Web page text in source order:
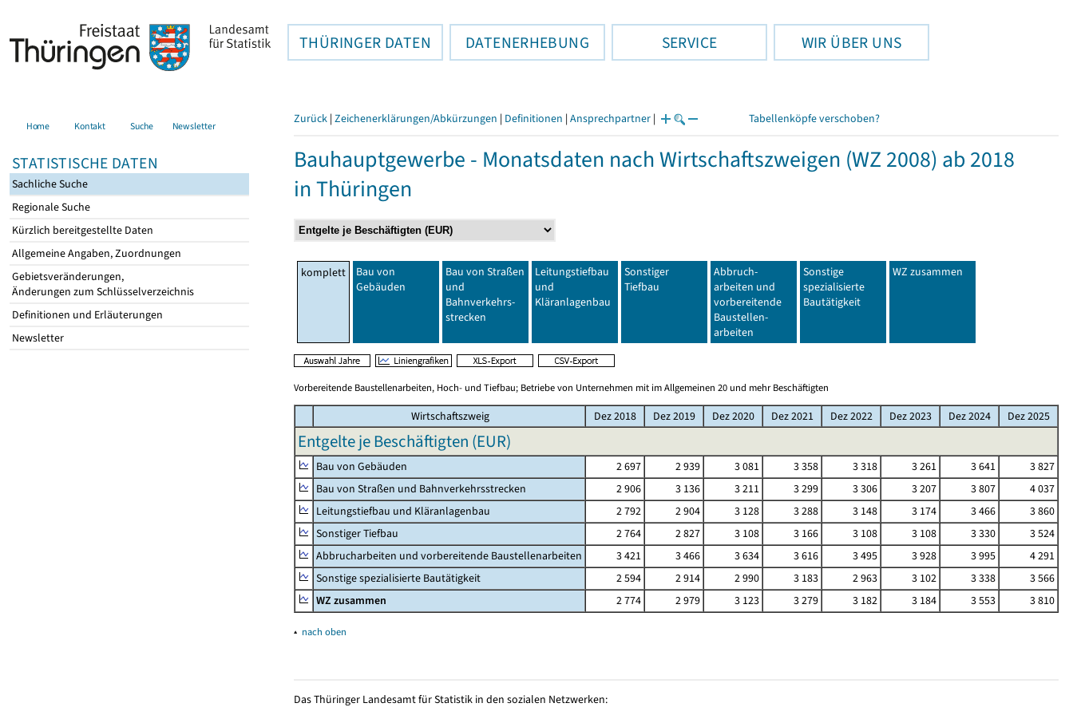
THÜRINGER DATEN DATENERHEBUNG SERVICE WIR ÜBER UNS
Home Kontakt Suche Newsletter
STATISTISCHE DATEN
Sachliche Suche
Regionale Suche
Kürzlich bereitgestellte Daten
Allgemeine Angaben, Zuordnungen
Gebietsveränderungen,
Änderungen zum Schlüsselverzeichnis
Definitionen und Erläuterungen
Newsletter
Zurück | Zeichenerklärungen/Abkürzungen | Definitionen | Ansprechpartner | Tabellenköpfe verschoben?
Bauhauptgewerbe - Monatsdaten nach Wirtschaftszweigen (WZ 2008) ab 2018
in Thüringen
komplett
Bau von
Gebäuden
Bau von Straßen
und
Bahnverkehrs-
strecken
Leitungstiefbau
und
Kläranlagenbau
Sonstiger
Tiefbau
Abbruch-
arbeiten und
vorbereitende
Baustellen-
arbeiten
Sonstige
spezialisierte
Bautätigkeit
WZ zusammen
Vorbereitende Baustellenarbeiten, Hoch- und Tiefbau; Betriebe von Unternehmen mit im Allgemeinen 20 und mehr Beschäftigten
Wirtschaftszweig Dez 2018 Dez 2019 Dez 2020 Dez 2021 Dez 2022 Dez 2023 Dez 2024 Dez 2025
Entgelte je Beschäftigten (EUR)
Bau von Gebäuden 2 697 2 939 3 081 3 358 3 318 3 261 3 641
3 827
Bau von Straßen und Bahnverkehrsstrecken
2 906 3 136 3 211 3 299 3 306 3 207 3 807
4 037
Leitungstiefbau und Kläranlagenbau
2 792 2 904 3 128 3 288 3 148 3 174 3 466
3 860
Sonstiger Tiefbau
2 764 2 827 3 108 3 166 3 108 3 108 3 330
3 524
Abbrucharbeiten und vorbereitende Baustellenarbeiten
3 421 3 466 3 634 3 616 3 495 3 928 3 995
4 291
Sonstige spezialisierte Bautätigkeit
2 594 2 914 2 990 3 183 2 963 3 102 3 338
3 566
WZ zusammen
2 774 2 979 3 123 3 279 3 182 3 184 3 553 3 810
▴ nach oben
Das Thüringer Landesamt für Statistik in den sozialen Netzwerken: